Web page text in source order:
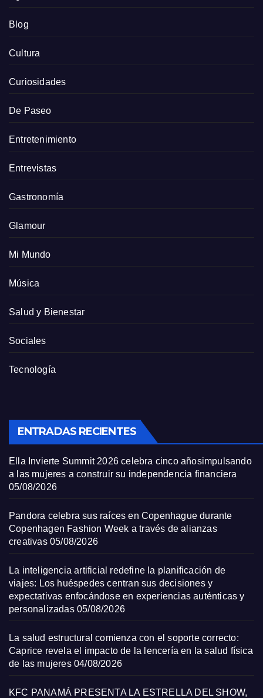
Blog
Cultura
Curiosidades
De Paseo
Entretenimiento
Entrevistas
Gastronomía
Glamour
Mi Mundo
Música
Salud y Bienestar
Sociales
Tecnología
ENTRADAS RECIENTES
Ella Invierte Summit 2026 celebra cinco añosimpulsando
a las mujeres a construir su independencia financiera
05/08/2026
Pandora celebra sus raíces en Copenhague durante
Copenhagen Fashion Week a través de alianzas
creativas 05/08/2026
La inteligencia artificial redefine la planificación de
viajes: Los huéspedes centran sus decisiones y
expectativas enfocándose en experiencias auténticas y
personalizadas 05/08/2026
La salud estructural comienza con el soporte correcto:
Caprice revela el impacto de la lencería en la salud física
de las mujeres 04/08/2026
KFC PANAMÁ PRESENTA LA ESTRELLA DEL SHOW,